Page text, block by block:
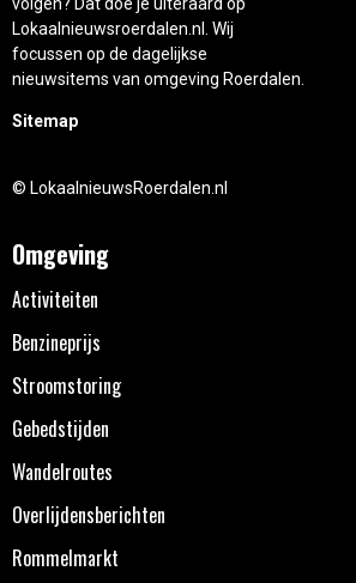
Lokaalnieuwsroerdalen.nl. Wij
focussen op de dagelijkse
nieuwsitems van omgeving Roerdalen.
Sitemap
© LokaalnieuwsRoerdalen.nl
Omgeving
Activiteiten
Benzineprijs
Stroomstoring
Gebedstijden
Wandelroutes
Overlijdensberichten
Rommelmarkt